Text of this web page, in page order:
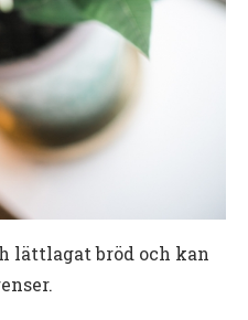
lättlagat bröd och kan